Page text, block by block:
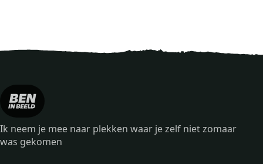
Ik neem je mee naar plekken waar je zelf niet zomaar
was gekomen